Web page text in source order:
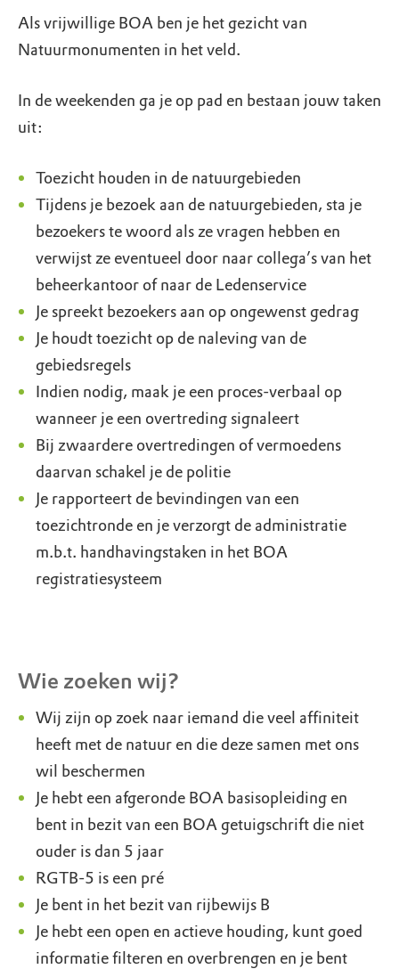
Als vrijwillige BOA ben je het gezicht van
Natuurmonumenten in het veld.
In de weekenden ga je op pad en bestaan jouw taken
uit:
Toezicht houden in de natuurgebieden
Tijdens je bezoek aan de natuurgebieden, sta je
bezoekers te woord als ze vragen hebben en
verwijst ze eventueel door naar collega’s van het
beheerkantoor of naar de Ledenservice
Je spreekt bezoekers aan op ongewenst gedrag
Je houdt toezicht op de naleving van de
gebiedsregels
Indien nodig, maak je een proces-verbaal op
wanneer je een overtreding signaleert
Bij zwaardere overtredingen of vermoedens
daarvan schakel je de politie
Je rapporteert de bevindingen van een
toezichtronde en je verzorgt de administratie
m.b.t. handhavingstaken in het BOA
registratiesysteem
Wie zoeken wij?
Wij zijn op zoek naar iemand die veel affiniteit
heeft met de natuur en die deze samen met ons
wil beschermen
Je hebt een afgeronde BOA basisopleiding en
bent in bezit van een BOA getuigschrift die niet
ouder is dan 5 jaar
RGTB-5 is een pré
Je bent in het bezit van rijbewijs B
Je hebt een open en actieve houding, kunt goed
informatie filteren en overbrengen en je bent